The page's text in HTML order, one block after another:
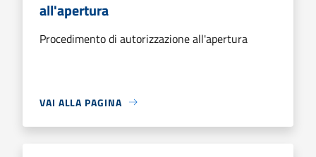
all'apertura
Procedimento di autorizzazione all'apertura
VAI ALLA PAGINA